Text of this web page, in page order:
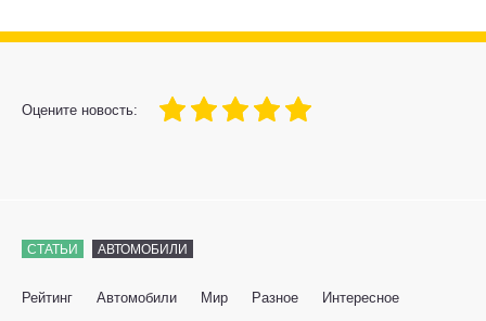
Оцените новость:
100
1 3 4 5
СТАТЬИ АВТОМОБИЛИ
Рейтинг Автомобили Мир Разное
Интересное